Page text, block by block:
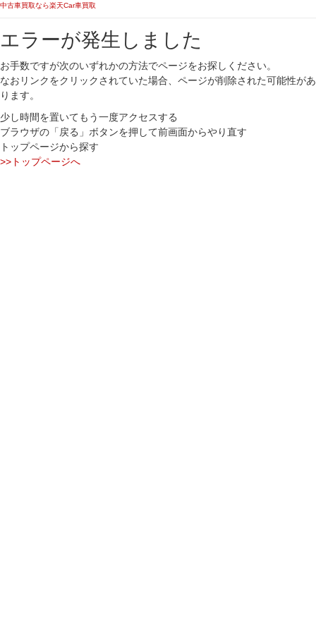
中古車買取なら楽天Car車買取
エラーが発生しました
お手数ですが次のいずれかの方法でページをお探しください。
なおリンクをクリックされていた場合、ページが削除された可能性があ
ります。
少し時間を置いてもう一度アクセスする
ブラウザの「戻る」ボタンを押して前画面からやり直す
トップページから探す
>>トップページへ